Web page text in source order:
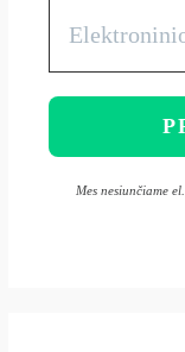
Mes nesiunčiame